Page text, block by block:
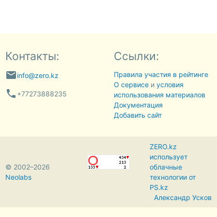
Контакты:
emailinfo@zero.kz
phone +77273888235
Ссылки:
Правила участия в рейтинге
О сервисеи условия
использования материалов
Документация
Добавить сайт
© 2002–2026
Neolabs
ZERO.kz
использует
облачные
технологии от
PS.kz
Александр Усков